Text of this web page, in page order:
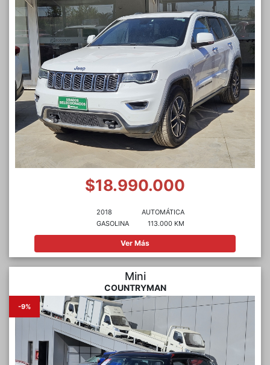
$18.990.000
2018
GASOLINA
AUTOMÁTICA
113.000 KM
Ver Más
Mini
COUNTRYMAN
-9%